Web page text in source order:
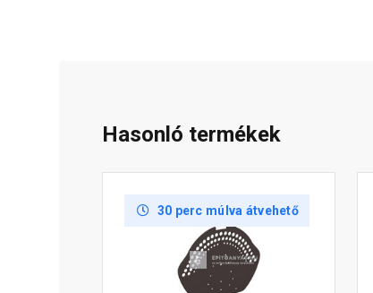
Hasonló termékek
30 perc múlva átvehető